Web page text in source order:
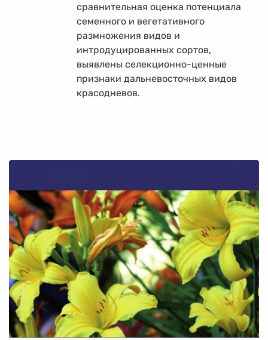
сравнительная оценка потенциала
семенного и вегетативного
размножения видов и
интродуцированных сортов,
выявлены селекционно-ценные
признаки дальневосточных видов
красодневов.